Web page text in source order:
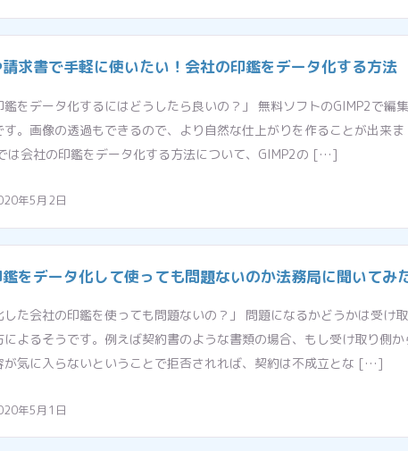
求書で手軽に使いたい！会社の印鑑をデータ化する方法
鑑をデータ化するにはどうしたら良いの？」 無料ソフトのGIMP2で編
す。画像の透過もできるので、より自然な仕上がりを作ることが出来ま
は会社の印鑑をデータ化する方法について、GIMP2の […]
年5月2日
をデータ化して使っても問題ないのか法務局に聞いてみ
した会社の印鑑を使っても問題ないの？」 問題になるかどうかは受け
によるそうです。例えば契約書のような書類の場合、もし受け取り側か
が気に入らないということで拒否されれば、契約は不成立とな […]
年5月1日